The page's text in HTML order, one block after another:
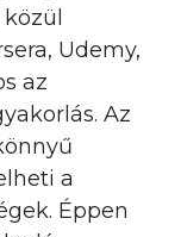
Udemy,
az
Az
a
Éppen